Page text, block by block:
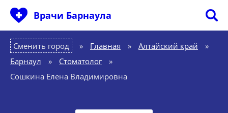
Врачи Барнаула
Сменить город Главная » Алтайский край
»
Барнаул
» Стоматолог
»
Сошкина Елена Владимировна